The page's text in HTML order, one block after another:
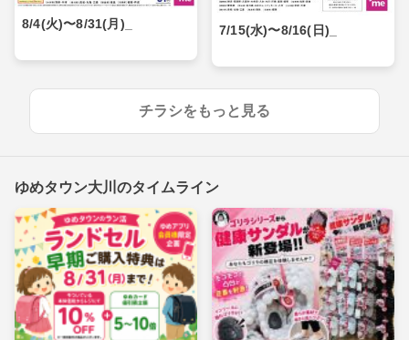
8/4(火)〜8/31(月)_ 7/15(水)〜8/16(日)_
チラシをもっと見る
ゆめタウン大川のタイムライン